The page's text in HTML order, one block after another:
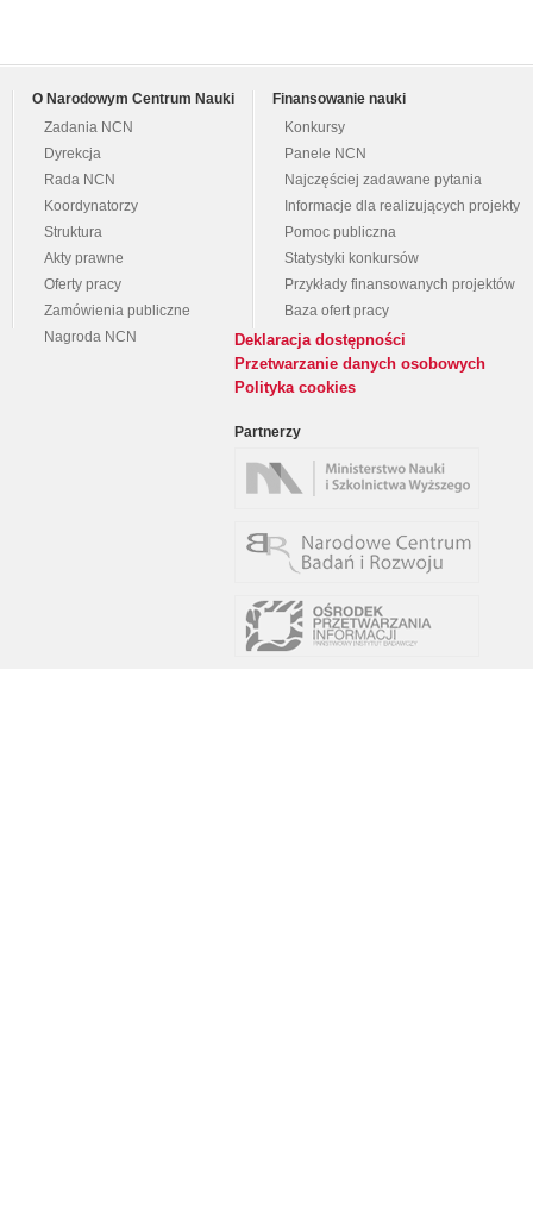
O Narodowym Centrum Nauki
Zadania NCN
Dyrekcja
Rada NCN
Koordynatorzy
Struktura
Akty prawne
Oferty pracy
Zamówienia publiczne
Nagroda NCN
Finansowanie nauki
Konkursy
Panele NCN
Najczęściej zadawane pytania
Informacje dla realizujących projekty
Pomoc publiczna
Statystyki konkursów
Przykłady finansowanych projektów
Baza ofert pracy
Deklaracja dostępności
Przetwarzanie danych osobowych
Polityka cookies
Partnerzy